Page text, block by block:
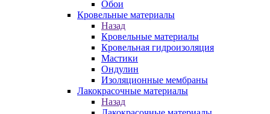
Обои
Кровельные материалы
Назад
Кровельные материалы
Кровельная гидроизоляция
Мастики
Ондулин
Изоляционные мембраны
Лакокрасочные материалы
Назад